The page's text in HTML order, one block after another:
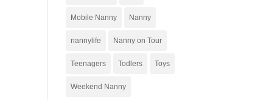
Mobile Nanny Nanny
nannylife Nanny on Tour
Teenagers Todlers Toys
Weekend Nanny